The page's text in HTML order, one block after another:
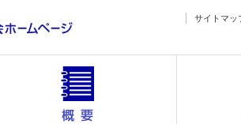
サイトマッ